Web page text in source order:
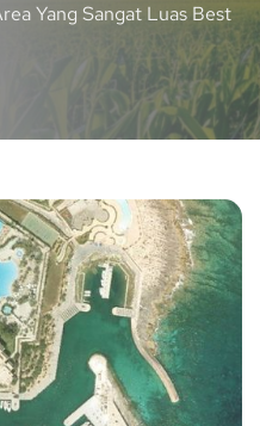
Yang Sangat Luas Best